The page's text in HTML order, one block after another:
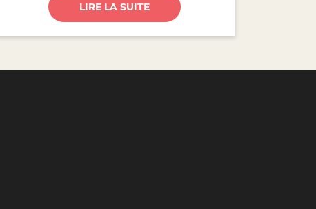
LIRE LA SUITE